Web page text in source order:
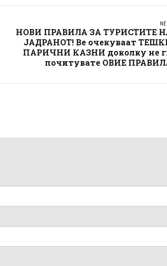
НОВИ ПРАВИЛА ЗА ТУРИСТИТЕ
ЈАДРАНОТ! Ве очекуваат
ПАРИЧНИ КАЗНИ доколку не
почитувате ОВИЕ